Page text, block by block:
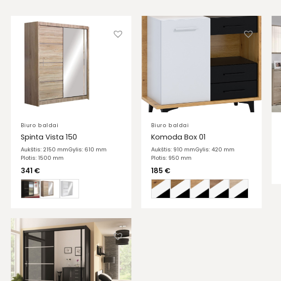
Biuro baldai
Spinta Vista 150
Aukštis: 2150 mmGylis: 610 mm
Plotis: 1500 mm
341 €
Biuro baldai
Komoda Box 01
Aukštis: 910 mmGylis: 420 mm
Plotis: 950 mm
185 €